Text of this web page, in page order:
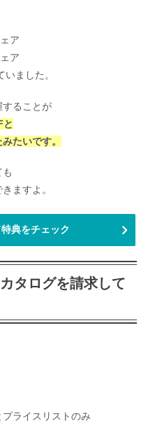
ア
ア
ました。
することが
と
たいです。
ますよ。
典をチェック
タログを請求して
ライスリストのみ